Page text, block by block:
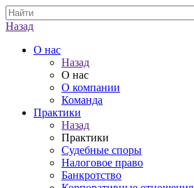
Назад
О нас
Назад
О нас
О компании
Команда
Практики
Назад
Практики
Судебные споры
Налоговое право
Банкротство